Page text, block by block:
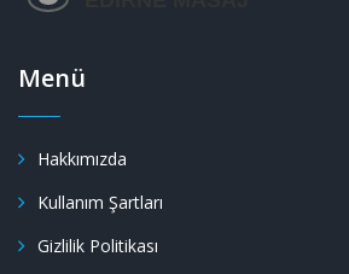
Menü
Hakkımızda
Kullanım Şartları
Gizlilik Politikası